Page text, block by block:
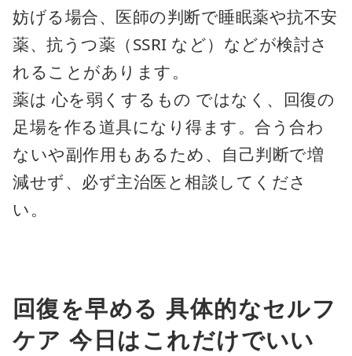
妨げる場合、医師の判断で睡眠薬や抗不安
薬、抗うつ薬（SSRI など）などが検討さ
れることがあります。
薬は 心を弱くするもの ではなく、回復の
足場を作る道具になり得ます。合う合わ
ないや副作用もあるため、自己判断で増
減せず、必ず主治医と相談してくださ
い。
回復を早める 具体的なセルフ
ケア 今日はこれだけでいい